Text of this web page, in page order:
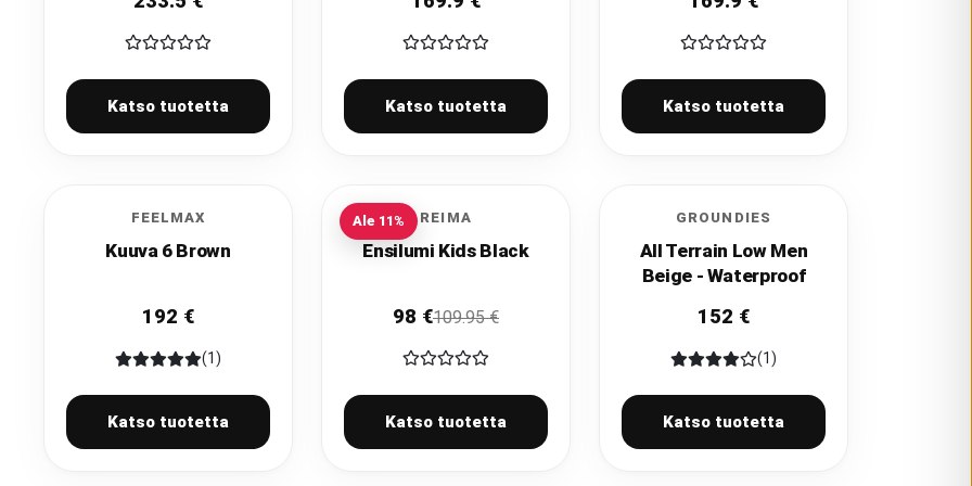
Katso tuotetta Katso tuotetta Katso tuotetta
FEELMAX
Kuuva 6 Brown
192 €
(1)
Katso tuotetta
REIMA
Ensilumi Kids Black
98 €109.95€
Katso tuotetta
Ale 11% GROUNDIES
All Terrain Low Men
Beige - Waterproof
152 €
(1)
Katso tuotetta